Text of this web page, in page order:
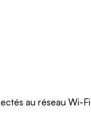
au réseau Wi-